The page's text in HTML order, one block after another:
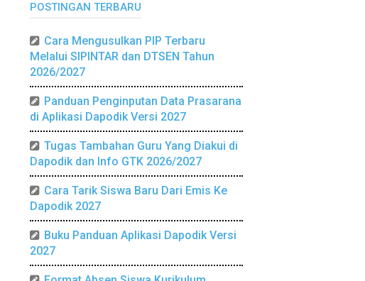
POSTINGAN TERBARU
Cara Mengusulkan PIP Terbaru
Melalui SIPINTAR dan DTSEN Tahun
2026/2027
Panduan Penginputan Data Prasarana
di Aplikasi Dapodik Versi 2027
Tugas Tambahan Guru Yang Diakui di
Dapodik dan Info GTK 2026/2027
Cara Tarik Siswa Baru Dari Emis Ke
Dapodik 2027
Buku Panduan Aplikasi Dapodik Versi
2027